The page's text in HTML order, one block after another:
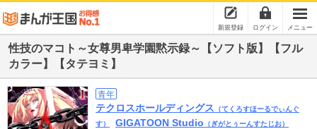
新規登録 ログイン メニュー
性技のマコト～女尊男卑学園黙示録～【ソフト版】【フル
カラー】【タテヨミ】
青年
テクロスホールディングス （てくろすほーるでぃんぐ
す）
GIGATOON Studio （ぎがとぅーんすたじお）